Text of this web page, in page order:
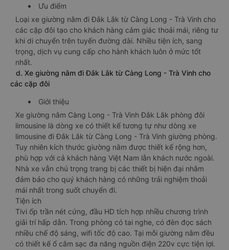
Ưu điểm
Loại xe giường nằm đi Đắk Lắk từ Càng Long - Trà Vinh cho
các cặp đôi tạo cho khách hàng cảm giác thoải mái, riêng tư
khi di chuyển trên tuyến đường dài. Nhiều tiện ích, sang
trọng, dịch vụ cung cấp cho hành khách luôn ở mức tốt
nhất.
d. Xe giường nằm đi Đắk Lắk từ Càng Long - Trà Vinh cho
các cặp đôi
Giới thiệu
Xe giường nằm Càng Long - Trà Vinh Đắk Lắk phòng đôi
limousine là dòng xe có thiết kế tương tự như dòng xe
limousine đi Đắk Lắk từ Càng Long - Trà Vinh giường phòng.
Tuy nhiên kích thước giường nằm được thiết kế rộng hơn,
phù hợp với cả khách hàng Việt Nam lẫn khách nước ngoài.
Nhà xe vẫn chú trọng trang bị các thiết bị hiện đại nhằm
đảm bảo cho quý khách hàng có những trải nghiệm thoải
mái nhất trong suốt chuyến đi.
Tiện ích
Tivi ốp trần nét cứng, đầu HD tích hợp nhiều chương trình
giải trí hấp dẫn. Trong phòng có tai nghe, có đèn đọc sách
nhiều chế độ sáng, wifi tốc độ cao. Tại mỗi giường nằm đều
có thiết kế ổ cắm sạc đa năng nguồn điện 220v cực tiện lợi.